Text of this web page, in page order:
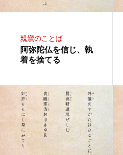
親鸞のことば
阿弥陀仏を信じ、執
着を捨てる